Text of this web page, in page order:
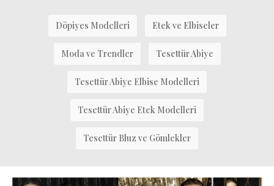
Döpiyes Modelleri Etek ve Elbiseler
Moda ve Trendler Tesettür Abiye
Tesettür Abiye Elbise Modelleri
Tesettür Abiye Etek Modelleri
Tesettür Bluz ve Gömlekler